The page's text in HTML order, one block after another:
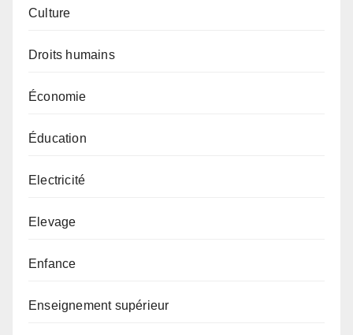
Culture
Droits humains
Économie
Éducation
Electricité
Elevage
Enfance
Enseignement supérieur